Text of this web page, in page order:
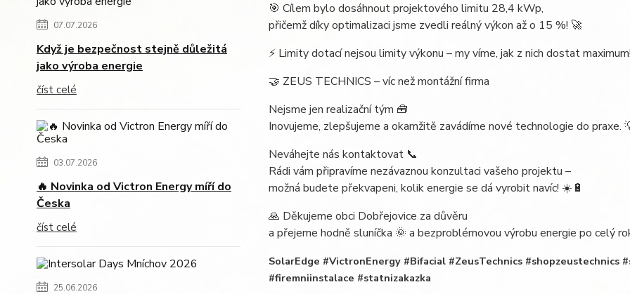
07.07.2026
Když je bezpečnost stejně důležitá
jako výroba energie
číst celé
03.07.2026
🔥 Novinka od Victron Energy míří do
Česka
číst celé
25.06.2026
🎯 Cílem bylo dosáhnout projektového limitu 28,4 kWp,
přičemž díky optimalizaci jsme zvedli reálný výkon až o 15 %! 🚀
⚡ Limity dotací nejsou limity výkonu – my víme, jak z nich dostat
🤝 ZEUS TECHNICS – víc než montážní firma
Nejsme jen realizační tým 🧰
Inovujeme, zlepšujeme a okamžitě zavádíme nové technologie do praxe.
Neváhejte nás kontaktovat 📞
Rádi vám připravíme nezávaznou konzultaci vašeho projektu –
možná budete překvapeni, kolik energie se dá vyrobit navíc! ☀️🔋
🙏 Děkujeme obci Dobřejovice za důvěru
a přejeme hodně sluníčka 🌞 a bezproblémovou výrobu energie po celý
SolarEdge #VictronEnergy #Bifacial #ZeusTechnics #shopzeustechnics
#firemniinstalace #statnizakazka